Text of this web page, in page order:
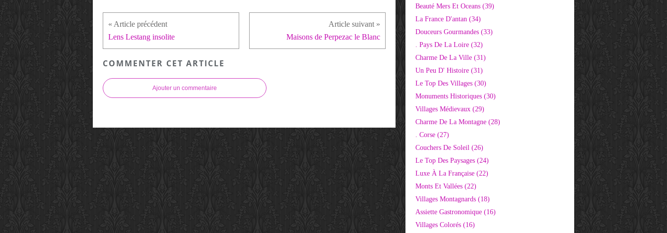
Lens Lestang insolite Maisons de Perpezac le Blanc
COMMENTER CET ARTICLE
Ajouter un commentaire
Beauté Mers Et Oceans (39)
La France D'antan (34)
Douceurs Gourmandes (33)
. Pays De La Loire (32)
Charme De La Ville (31)
Un Peu D' Histoire (31)
Le Top Des Villages (30)
Monuments Historiques (30)
Villages Médievaux (29)
Charme De La Montagne (28)
. Corse (27)
Couchers De Soleil (26)
Le Top Des Paysages (24)
Luxe À La Française (22)
Monts Et Vallées (22)
Villages Montagnards (18)
Assiette Gastronomique (16)
Villages Colorés (16)